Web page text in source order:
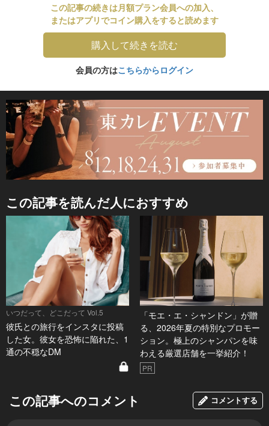
この記事の続きは月額プラン会員への加入、
またはアプリでコイン購入をすると読めます
購入して続きを読む
会員の方はこちらからログイン
この記事を読んだ人におすすめ
いつだって、どこだって Vol.5
彼氏との旅行をインスタに投稿
した女。彼女を恐怖に陥れた、1
通の不穏なDM
「モエ・エ・シャンドン」が贈
る、2026年夏の特別なプロモー
ション。極上のシャンパンを味
わえる厳選店舗を一挙紹介！
PR
この記事へのコメント コメントする